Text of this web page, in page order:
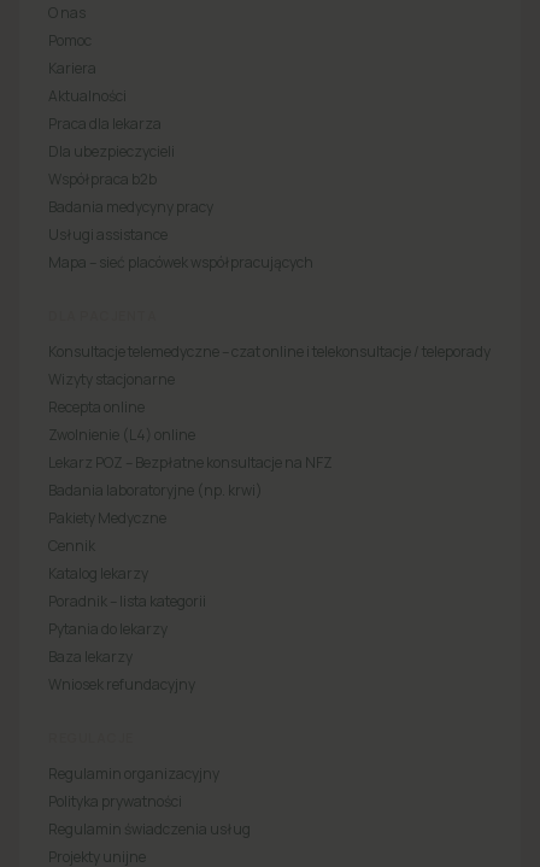
O nas
Pomoc
Kariera
Aktualności
Praca dla lekarza
Dla ubezpieczycieli
Współpraca b2b
Badania medycyny pracy
Usługi assistance
Mapa – sieć placówek współpracujących
Konsultacje telemedyczne – czat online i telekonsultacje / teleporady
Wizyty stacjonarne
Recepta online
Zwolnienie (L4) online
Lekarz POZ – Bezpłatne konsultacje na NFZ
Badania laboratoryjne (np. krwi)
Pakiety Medyczne
Cennik
Katalog lekarzy
Poradnik – lista kategorii
Pytania do lekarzy
Baza lekarzy
Wniosek refundacyjny
Regulamin organizacyjny
Polityka prywatności
Regulamin świadczenia usług
Projekty unijne